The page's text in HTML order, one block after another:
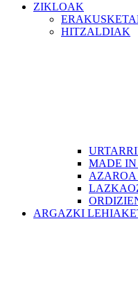
ZIKLOAK
HITZALDIAK
MADE IN
ARGAZKI